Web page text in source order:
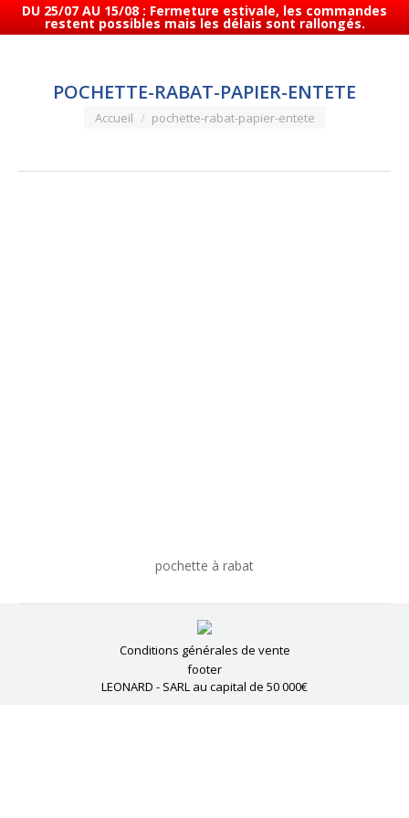
DU 25/07 AU 15/08 : Fermeture estivale, les commandes
restent possibles mais les délais sont rallongés.
POCHETTE-RABAT-PAPIER-ENTETE
Vous êtes ici :
Accueil pochette-rabat-papier-entete
pochette à rabat
Conditions générales de vente
footer
LEONARD - SARL au capital de 50 000€